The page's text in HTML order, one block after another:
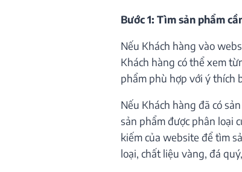
Bước 1: Tìm sản phẩm
Nếu Khách hàng vào
Khách hàng có thể xem
phẩm phù hợp với ý thích
Nếu Khách hàng đã có
sản phẩm được phân loại
kiếm của website để tìm
loại, chất liệu vàng, đá